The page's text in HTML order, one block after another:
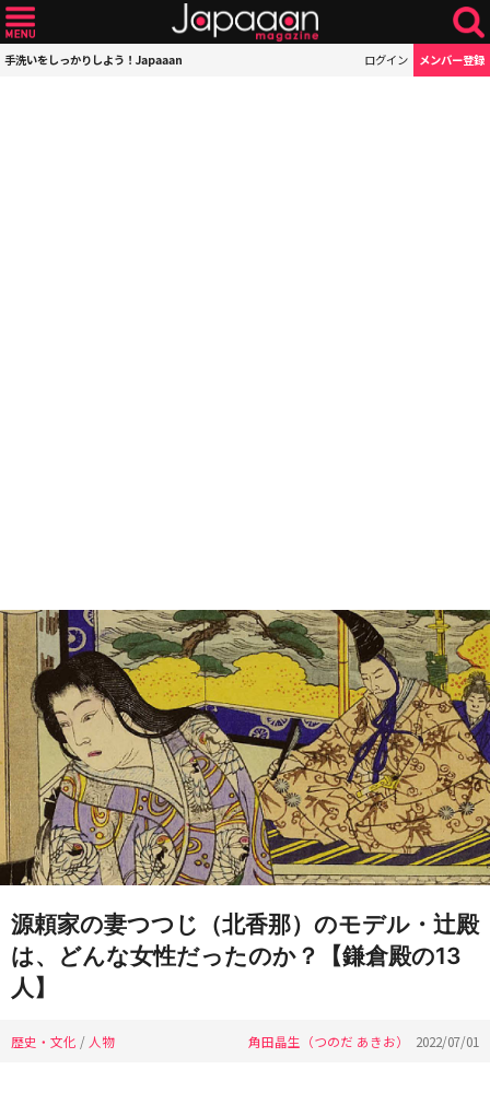
手洗いをしっかりしよう！Japaaan ログイン メンバー登録
源頼家の妻つつじ（北香那）のモデル・辻殿
は、どんな女性だったのか？【鎌倉殿の13
人】
歴史・文化 / 人物 角田晶生（つのだ あきお） 2022/07/01